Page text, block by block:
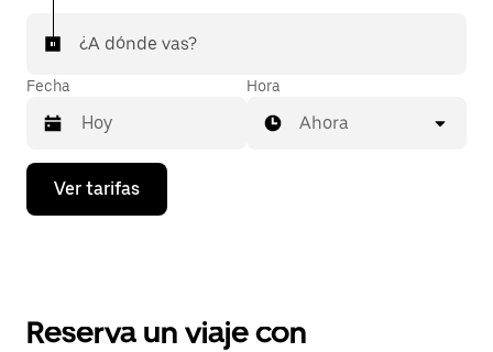
¿A dónde vas?
Fecha
Presiona
flecha
el
Hora
Ahora
Ver tarifas
Reserva un viaje con